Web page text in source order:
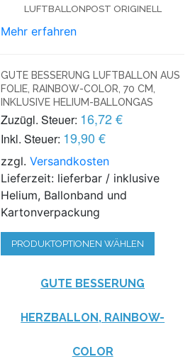
UFTBALLONPOST ORIGINELL
Mehr erfahren
GUTE BESSERUNG LUFTBALLON AUS
FOLIE, RAINBOW-COLOR, 70 CM,
INKLUSIVE HELIUM-BALLONGAS
Zuzügl. Steuer: 16,72 €
Inkl. Steuer: 19,90 €
zzgl.Versandkosten
Lieferzeit: lieferbar / inklusive
Helium, Ballonband und
Kartonverpackung
PRODUKTOPTIONEN WÄHLEN
GUTE BESSERUNG
HERZBALLON, RAINBOW-
COLOR